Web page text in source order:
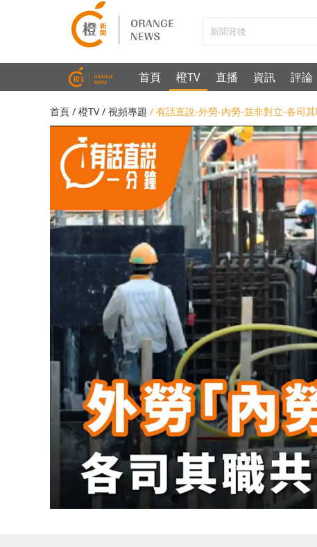
首頁 橙TV 直播 資訊 評論
首頁 / 橙TV/ 視頻專題 / 有話直說-外勞-內勞-並非對立-各司